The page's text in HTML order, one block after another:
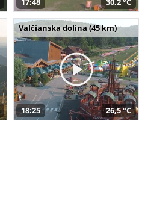
Valčianska dolina (45 km)
18:25 26,5 °C